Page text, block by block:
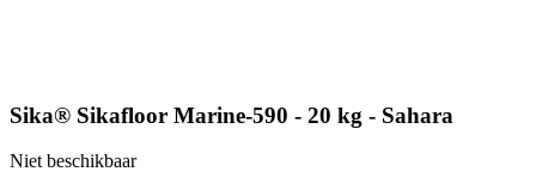
Sika® Sikafloor Marine-590 - 20 kg - Sahara
Niet beschikbaar